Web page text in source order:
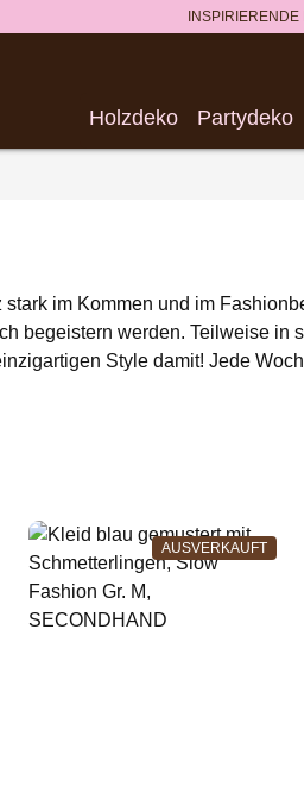
Holzdeko Partydeko
im Kommen und im
begeistern werden. Teilweise in
Style damit! Jede
AUSVERKAUFT